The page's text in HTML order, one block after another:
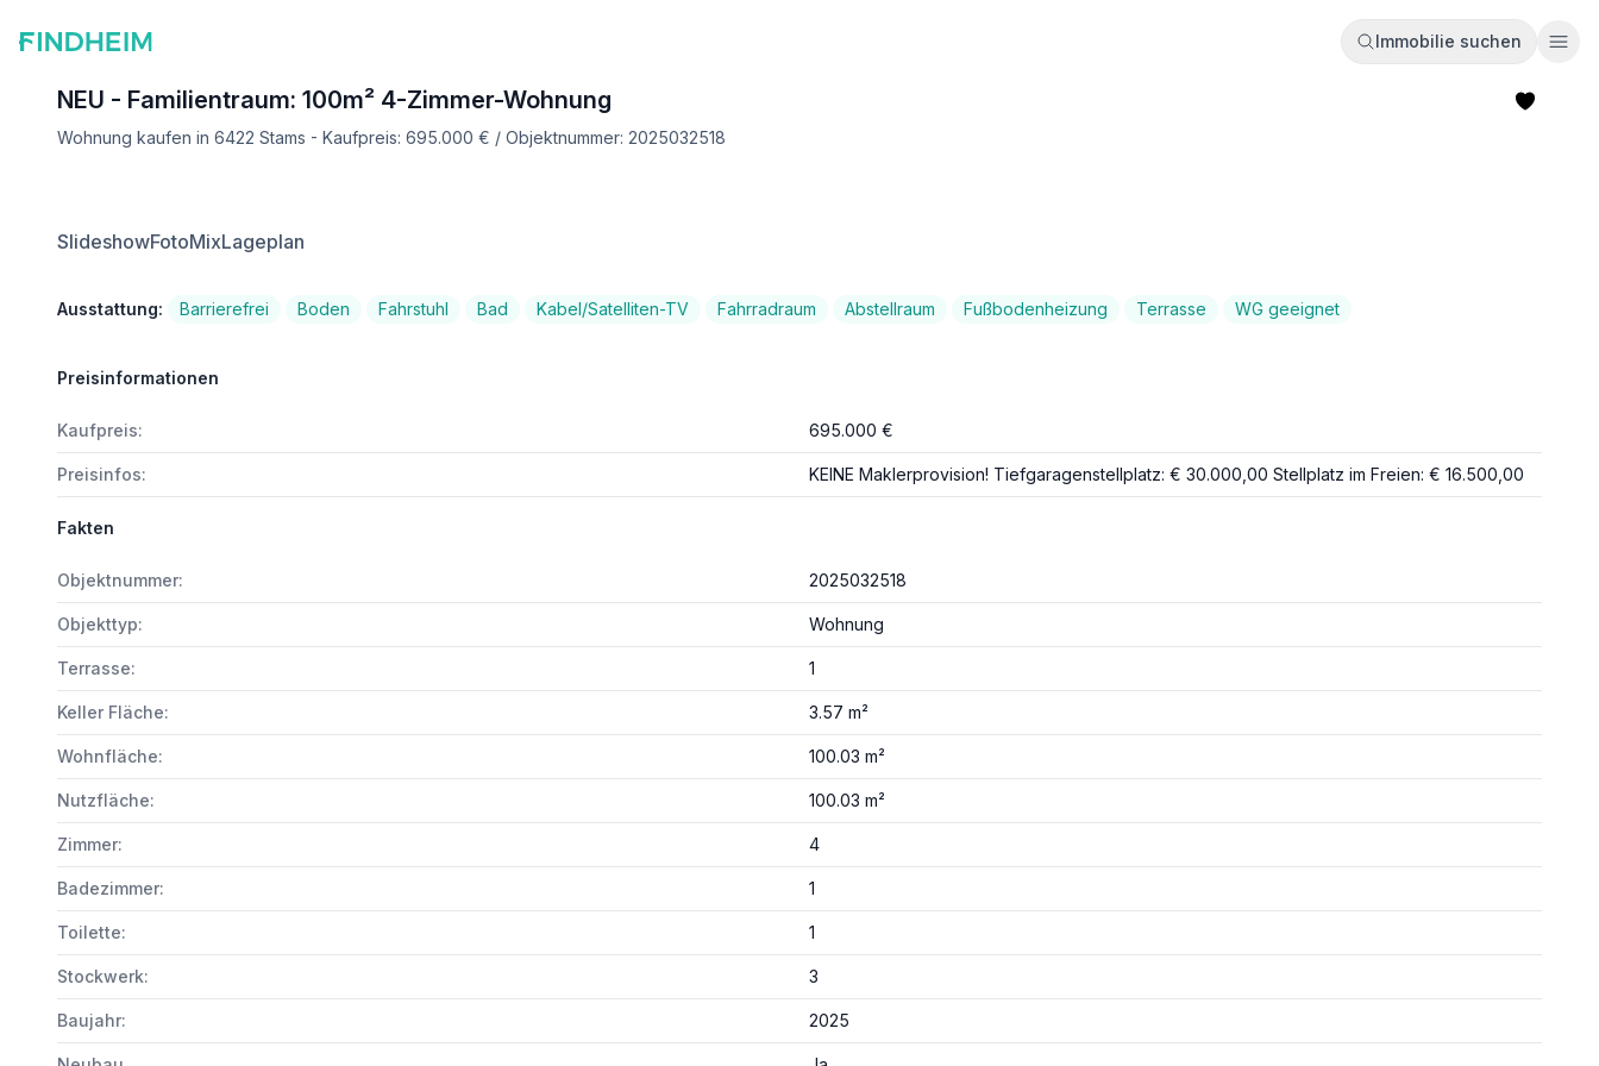
Immobilie suchen
NEU - Familientraum: 100m² 4-Zimmer-Wohnung
Wohnung kaufen in 6422 Stams - Kaufpreis: 695.000 € / Objektnummer: 2025032518
SlideshowFotoMixLageplan
Ausstattung: Barrierefrei Boden Fahrstuhl Bad Kabel/Satelliten-TV Fahrradraum Abstellraum Fußbodenheizung Terrasse WG geeignet
Preisinformationen
Kaufpreis: 695.000 €
Preisinfos: KEINE Maklerprovision! Tiefgaragenstellplatz: € 30.000,00 Stellplatz im Freien: € 16.500,00
Fakten
Objektnummer: 2025032518
Objekttyp: Wohnung
Terrasse: 1
Keller Fläche: 3.57 m²
Wohnfläche: 100.03 m²
Nutzfläche: 100.03 m²
Zimmer: 4
Badezimmer: 1
Toilette: 1
Stockwerk: 3
Baujahr: 2025